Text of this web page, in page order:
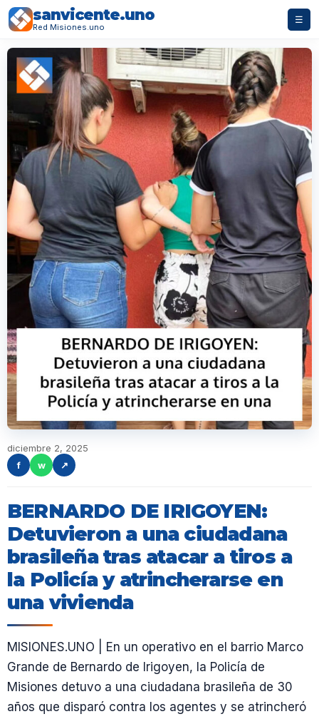
sanvicente.uno
Red Misiones.uno
☰
diciembre 2, 2025
f
w ↗
BERNARDO DE IRIGOYEN:
Detuvieron a una ciudadana
brasileña tras atacar a tiros a
la Policía y atrincherarse en
una vivienda
MISIONES.UNO | En un operativo en el barrio Marco
Grande de Bernardo de Irigoyen, la Policía de
Misiones detuvo a una ciudadana brasileña de 30
años que disparó contra los agentes y se atrincheró